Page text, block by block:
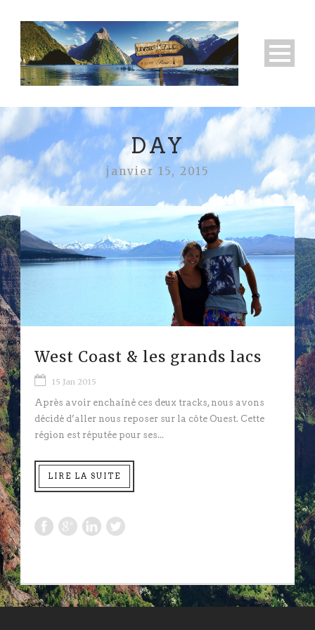
DAY
janvier 15, 2015
West Coast & les grands lacs
15 Jan 2015
Après avoir enchaîné ces deux tracks, nous avons
décidé d’aller nous reposer sur la côte Ouest. Cette
région est réputée pour ses...
LIRE LA SUITE